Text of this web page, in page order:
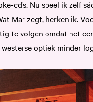
cd’s. Nu speel ik zelf
Mar zegt, herken ik.
te volgen omdat het
optiek minder